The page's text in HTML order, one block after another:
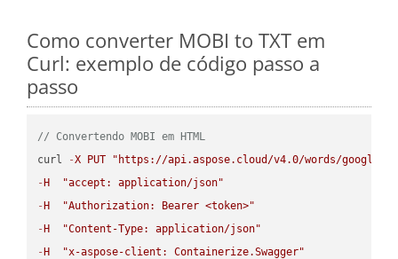
Como converter MOBI to TXT em
Curl: exemplo de código passo a
passo
// Convertendo MOBI em HTML
curl
-X PUT
"https://api.aspose.cloud/v4.0/words/
- H
"accept: application/json"
- H
"Authorization: Bearer <token>"
- H
"Content-Type: application/json"
- H
"x-aspose-client: Containerize.Swagger"